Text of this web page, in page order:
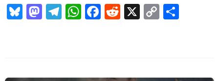
Bl
y
M
d
T
a
W
A
F
b
R
t
X C
Li ar